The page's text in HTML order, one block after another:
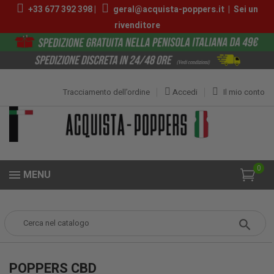
+33 677 392 398 | geral@acquista-poppers.it| Sei un
rivenditore
Il mio conto
Accedi
Tracciamento dell’ordine
0
MENU
POPPERS CBD